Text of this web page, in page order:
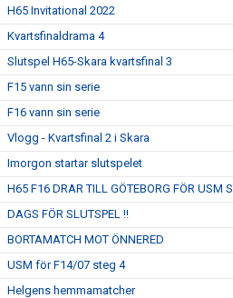
H65 Invitational 2022
Kvartsfinaldrama 4
Slutspel H65-Skara kvartsfinal 3
F15 vann sin serie
F16 vann sin serie
Vlogg - Kvartsfinal 2 i Skara
Imorgon startar slutspelet
H65 F16 DRAR TILL GÖTEBORG FÖR USM
DAGS FÖR SLUTSPEL !!
BORTAMATCH MOT ÖNNERED
USM för F14/07 steg 4
Helgens hemmamatcher